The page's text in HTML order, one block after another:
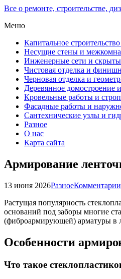
Все о ремонте, строительстве,
Меню
Капитальное
Несущие стены и
Инженерные сети и
Чистовая отделка и
Черновая отделка и
Деревянное домостроение
Кровельные работы и
Фасадные работы и
Сантехнические узлы и
Разное
О нас
Карта сайта
Армирование
13 июня 2026Разное
Растущая популярность
оснований под заборы многие
(фиброармирующей) арматуры в
Особенности
Что такое